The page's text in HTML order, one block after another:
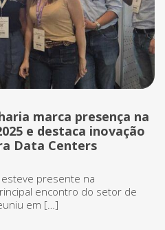
marca presença na
e destaca inovação
Data Centers
esteve presente na
encontro do setor de
em […]